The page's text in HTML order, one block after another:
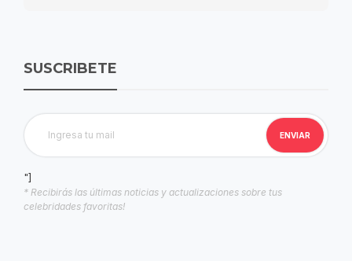
SUSCRIBETE
"]
* Recibirás las últimas noticias y actualizaciones sobre tus
celebridades favoritas!